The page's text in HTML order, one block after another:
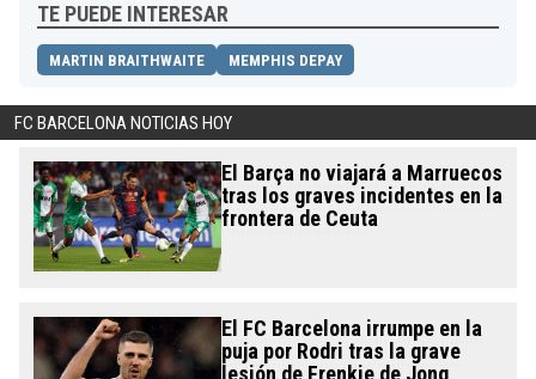
TE PUEDE INTERESAR
MARTIN BRAITHWAITE MEMPHIS DEPAY
FC BARCELONA NOTICIAS HOY
El Barça no viajará a Marruecos
tras los graves incidentes en la
frontera de Ceuta
El FC Barcelona irrumpe en la
puja por Rodri tras la grave
lesión de Frenkie de Jong